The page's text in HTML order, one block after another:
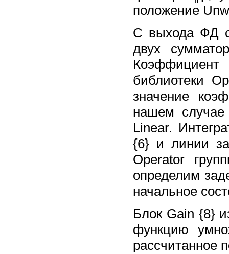
положение
С выхода ФД
двух
библиотеки
значение
нашем
Linear.
{6} и линии
Operator
определим
начальное
Блок Gain {8}
функцию
рассчитанное